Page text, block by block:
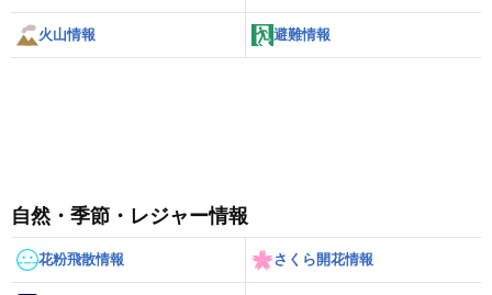
火山情報 避難情報
自然・季節・レジャー情報
花粉飛散情報 さくら開花情報